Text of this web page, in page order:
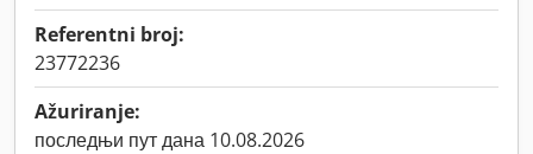
Referentni broj:
23772236
Ažuriranje:
последњи пут дана 10.08.2026